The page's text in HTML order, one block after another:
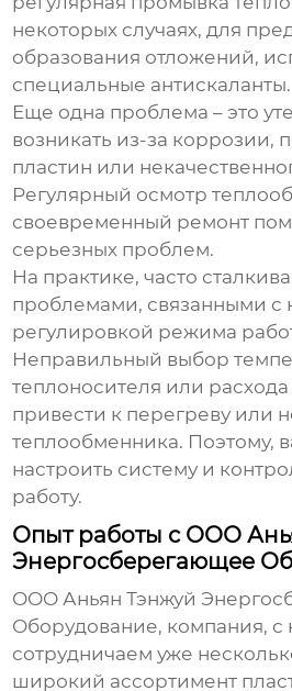
некоторых случаях, для
образования отложений,
специальные антискаланты.
Еще одна проблема – это
возникать из-за коррозии,
пластин или
Регулярный осмотр
своевременный ремонт
серьезных проблем.
На практике, часто
проблемами, связанными с
регулировкой режима
Неправильный выбор
теплоносителя или
привести к перегреву или
теплообменника. Поэтому,
настроить систему и
работу.
Опыт работы с ООО
Энергосберегающее
ООО Аньян Тэнжуй
Оборудование, компания, с
сотрудничаем уже
широкий ассортимент